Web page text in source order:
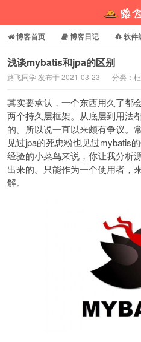
路飞
博客首页 博客日记 软件
电脑常识
分享乐园
浅谈mybatis和jpa的区别
路飞同学 发布于 2021-03-23 分类：
其实要承认，一个东西用久了都
两个持久层框架。从底层到用法
的。所以说一直以来颇有争议。
见过jpa的死忠粉也见过mybatis
经验的小菜鸟来说，你让我分析
出来的。只能作为一个使用者，
解。